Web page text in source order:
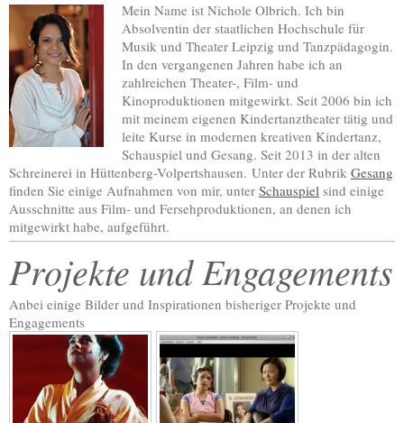
Mein Name ist Nichole Olbrich. Ich bin
Absolventin der staatlichen Hochschule für
Musik und Theater Leipzig und Tanzpädagogin.
In den vergangenen Jahren habe ich an
zahlreichen Theater-, Film- und
Kinoproduktionen mitgewirkt. Seit 2006 bin ich
mit meinem eigenen Kindertanztheater tätig und
leite Kurse in modernen kreativen Kindertanz,
Schauspiel und Gesang. Seit 2013 in der alten
Schreinerei in Hüttenberg-Volpertshausen. Unter der Rubrik Gesang
finden Sie einige Aufnahmen von mir, unter Schauspiel sind einige
Ausschnitte aus Film- und Fersehproduktionen, an denen ich
mitgewirkt habe, aufgeführt.
Projekte und Engagements
Anbei einige Bilder und Inspirationen bisheriger Projekte und
Engagements